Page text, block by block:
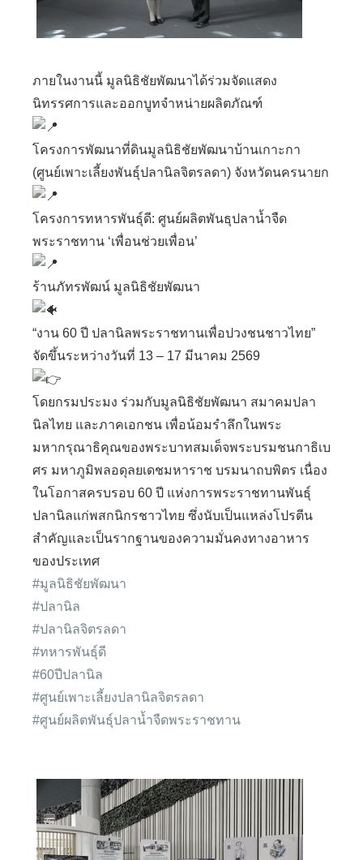
ภายในงานนี้ มูลนิธิชัยพัฒนาได้ร่วมจัดแสดง
นิทรรศการและออกบูทจำหน่ายผลิตภัณฑ์
โครงการพัฒนาที่ดินมูลนิธิชัยพัฒนาบ้านเกาะกา
(ศูนย์เพาะเลี้ยงพันธุ์ปลานิลจิตรลดา) จังหวัดนครนายก
โครงการทหารพันธุ์ดี: ศูนย์ผลิตพันธุปลาน้ำจืด
พระราชทาน ‘เพื่อนช่วยเพื่อน’
ร้านภัทรพัฒน์ มูลนิธิชัยพัฒนา
“งาน 60 ปี ปลานิลพระราชทานเพื่อปวงชนชาวไทย”
จัดขึ้นระหว่างวันที่ 13 – 17 มีนาคม 2569
โดยกรมประมง ร่วมกับมูลนิธิชัยพัฒนา สมาคมปลา
นิลไทย และภาคเอกชน เพื่อน้อมรำลึกในพระ
มหากรุณาธิคุณของพระบาทสมเด็จพระบรมชนกาธิเบ
ศร มหาภูมิพลอดุลยเดชมหาราช บรมนาถบพิตร เนื่อง
ในโอกาสครบรอบ 60 ปี แห่งการพระราชทานพันธุ์
ปลานิลแก่พสกนิกรชาวไทย ซึ่งนับเป็นแหล่งโปรตีน
สำคัญและเป็นรากฐานของความมั่นคงทางอาหาร
ของประเทศ
#มูลนิธิชัยพัฒนา
#ปลานิล
#ปลานิลจิตรลดา
#ทหารพันธุ์ดี
#60ปีปลานิล
#ศูนย์เพาะเลี้ยงปลานิลจิตรลดา
#ศูนย์ผลิตพันธุ์ปลาน้ำจืดพระราชทาน